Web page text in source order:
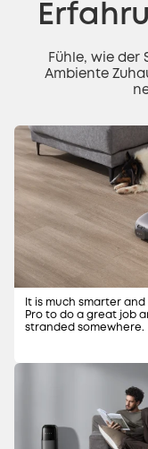
Fühle, wie der
Ambiente
It is much smarter
Pro to do a great job
stranded somewhere.